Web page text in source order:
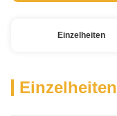
Einzelheiten
Einzelheiten